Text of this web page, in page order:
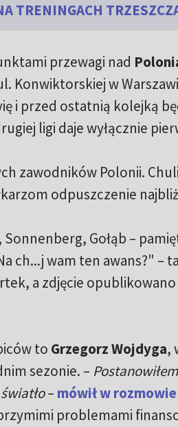
TRENINGACH
przewagi nad
Konwiktorskiej w
i przed ostatnią kolejką
ligi daje wyłącznie
zawodników Polonii.
odpuszczenie
Gołąb –
ch...j wam ten awans?" –
a zdjęcie
to Grzegorz Wojdyga,
sezonie. –
– mówił w rozmowie
problemami